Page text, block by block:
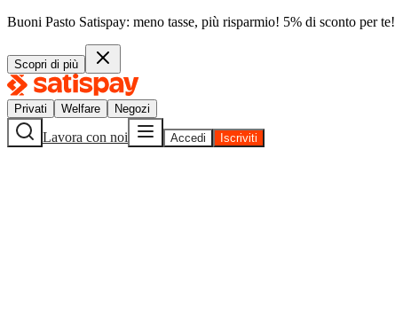
Buoni Pasto Satispay: meno tasse, più risparmio! 5% di sconto per te!
Scopri di più
Privati Welfare Negozi
Lavora con noi Accedi Iscriviti